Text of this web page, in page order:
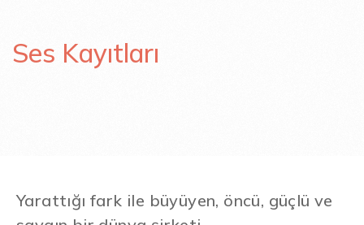
Ses Kayıtları
Yarattığı fark ile büyüyen, öncü, güçlü ve